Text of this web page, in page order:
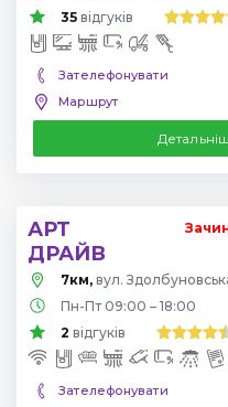
35 відгуків
Зателефонувати
Маршрут
АРТ
ДРАЙВ
7км, вул.
Пн-Пт 09:00 – 18:00
2 відгуків
Зателефонувати